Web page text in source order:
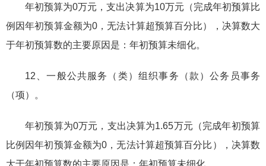
年初预算为0万元，支出决算为10万元（完成年初预算比
例因年初预算金额为0，无法计算超预算百分比），决算数大
于年初预算数的主要原因是：年初预算未细化。
12、一般公共服务（类）组织事务（款）公务员事务
（项）。
年初预算为0万元，支出决算为1.65万元（完成年初预算
比例因年初预算金额为0，无法计算超预算百分比），决算数